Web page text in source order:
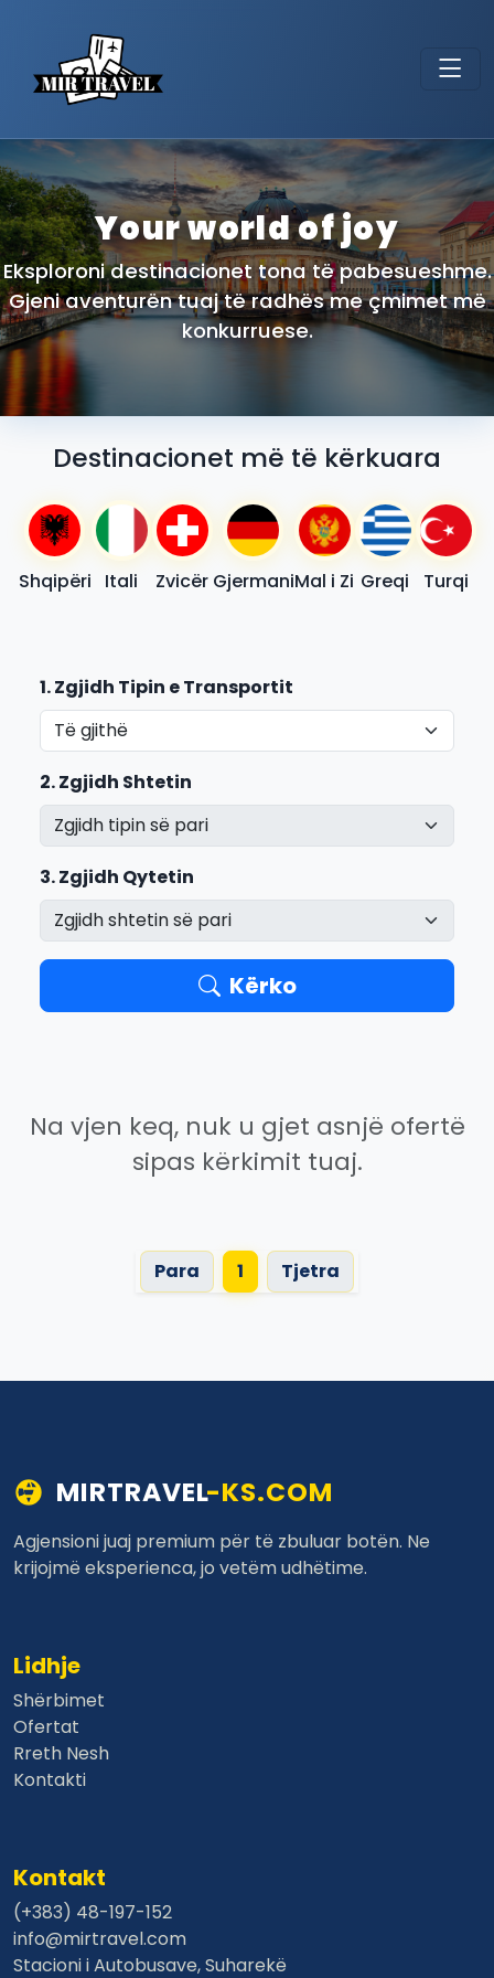
Your world of joy
Eksploroni destinacionet tona të pabesueshme.
Gjeni aventurën tuaj të radhës me çmimet më
konkurruese.
Destinacionet më të kërkuara
Shqipëri Itali Zvicër GjermaniMal i Zi Greqi Turqi
1. Zgjidh Tipin e Transportit
2. Zgjidh Shtetin
3. Zgjidh Qytetin
Kërko
Na vjen keq, nuk u gjet asnjë ofertë
sipas kërkimit tuaj.
Para 1 Tjetra
MIRTRAVEL-KS.COM
Agjensioni juaj premium për të zbuluar botën. Ne
krijojmë eksperienca, jo vetëm udhëtime.
Lidhje
Shërbimet
Ofertat
Rreth Nesh
Kontakti
Kontakt
(+383) 48-197-152
info@mirtravel.com
Stacioni i Autobusave, Suharekë